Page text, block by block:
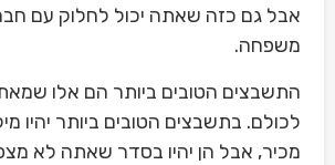
אבל גם כזה שאתה יכול לחלוק עם
משפחה.
התשבצים הטובים ביותר הם אלו
לכולם. בתשבצים הטובים ביותר יהיו
מכיר, אבל הן יהיו בסדר שאתה לא